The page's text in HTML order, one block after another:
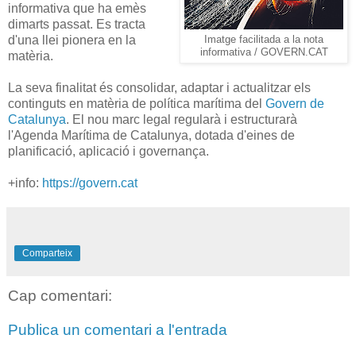
Imatge facilitada a la nota
informativa / GOVERN.CAT
informativa que ha emès
dimarts passat. Es tracta
d'una llei pionera en la
matèria.
La seva finalitat és consolidar, adaptar i actualitzar els
continguts en matèria de política marítima del Govern de
Catalunya. El nou marc legal regularà i estructurarà
l'Agenda Marítima de Catalunya, dotada d'eines de
planificació, aplicació i governança.
+info: https://govern.cat
Comparteix
Cap comentari:
Publica un comentari a l'entrada